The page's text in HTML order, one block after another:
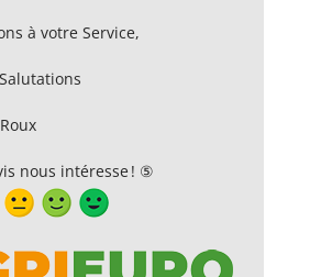
pour vignes
la transformation des fruits
à votre Service,
nous intéresse ! ⑤